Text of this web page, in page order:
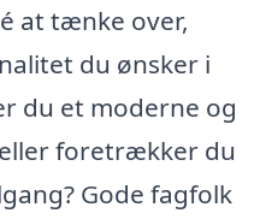
at tænke over,
du ønsker i
du et moderne og
foretrækker du
Gode fagfolk